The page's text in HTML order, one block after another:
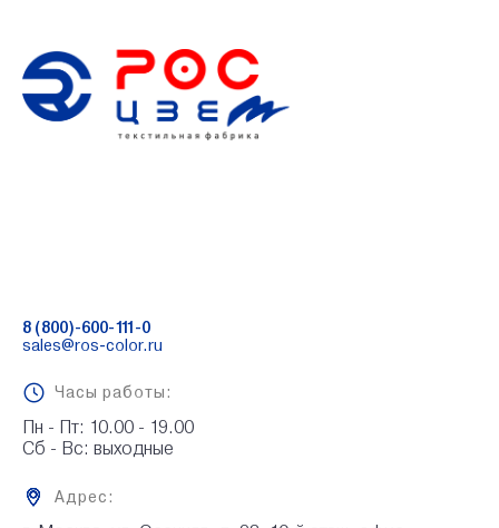
8 (800)-600-111-0
sales@ros-color.ru
Часы работы:
Пн - Пт: 10.00 - 19.00
Сб - Вс: выходные
Адрес: